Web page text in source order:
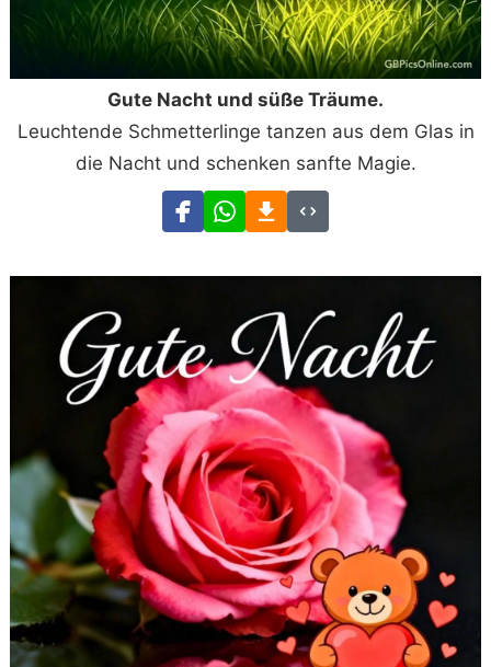
Gute Nacht und süße Träume.
Leuchtende Schmetterlinge tanzen aus dem Glas in
die Nacht und schenken sanfte Magie.